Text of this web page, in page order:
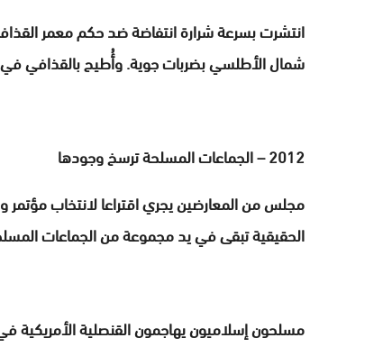
انتشرت بسرعة شرارة انتفاضة ضد حكم معمر
شمال الأطلسي بضربات جوية. وأُطيح بالقذافي
2012 – الجماعات المسلحة ترسخ وجودها
مجلس من المعارضين يجري اقتراعا لانتخاب
الحقيقية تبقى في يد مجموعة من الجماعات
مسلحون إسلاميون يهاجمون القنصلية الأمريكية